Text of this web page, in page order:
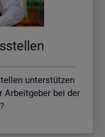
unterstützen
Arbeitgeber bei der